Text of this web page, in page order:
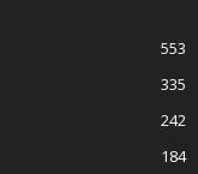
553
335
242
184